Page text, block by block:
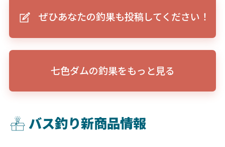
ぜひあなたの釣果も投稿してください！
七色ダムの釣果をもっと見る
バス釣り新商品情報